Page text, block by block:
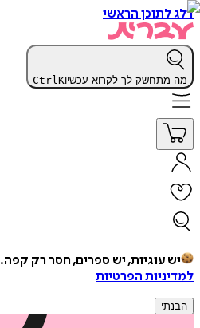
דלג לתוכן הראשי
מה מתחשק לך לקרוא עכשיו CtrlK
יש עוגיות, יש ספרים, חסר רק קפה.
למדיניות הפרטיות
הבנתי